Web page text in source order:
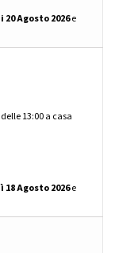
20 Agosto 2026e
13:00 a casa
18 Agosto 2026e